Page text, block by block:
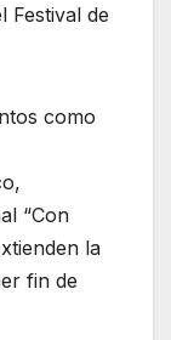
Festival de
como
“Con
la
fin de